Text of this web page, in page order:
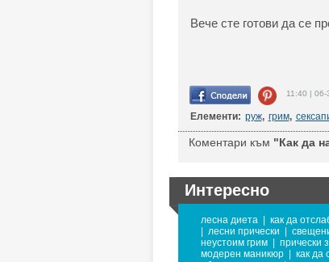
Вече сте готови да се
11:40 | 06-
Елементи: руж, грим,
Коментари към "Как да
Интересно
лесна диета как да
лесни прически
неустоим грим
прически
модерен маникюр
как да